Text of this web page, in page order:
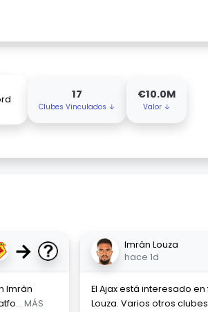
17
Clubes Vinculados ↓
€10.0M
Valor ↓
→
Imrân
... MÁS
Imrân Louza
hace 1d
El Ajax está interesado
Louza. Varios otros